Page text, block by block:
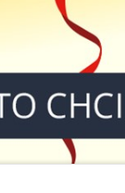
a pedagogika
adult (SK)
literatura
a životní styl